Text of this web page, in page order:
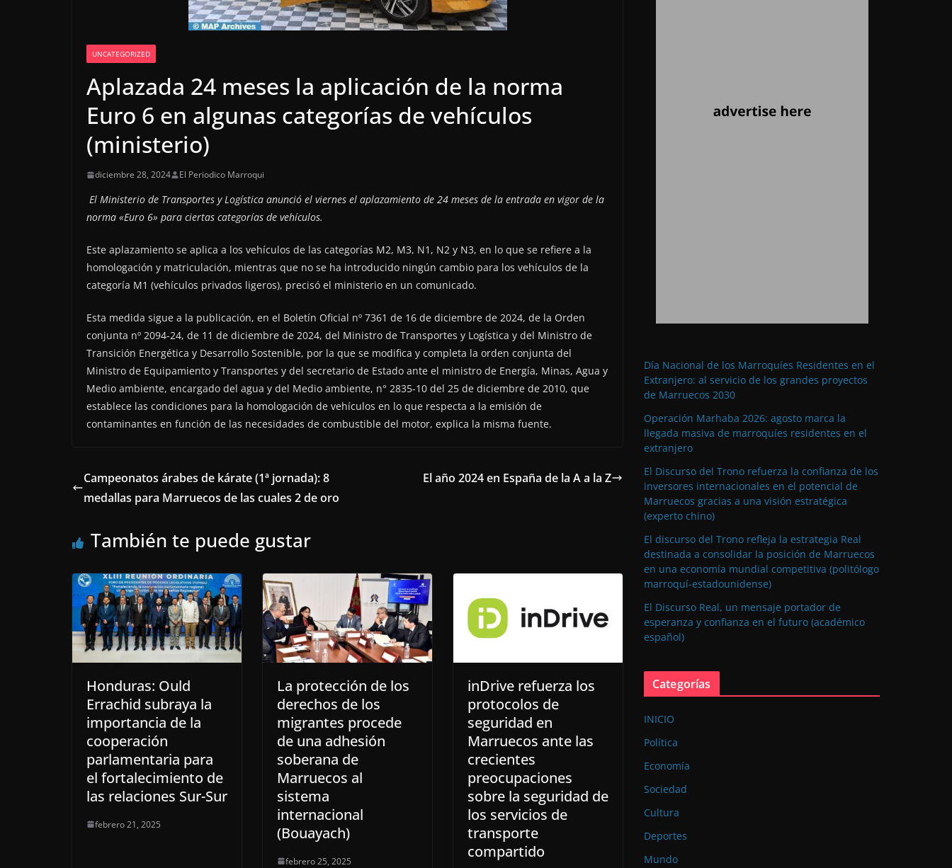
UNCATEGORIZED
Aplazada 24 meses la aplicación de la norma
Euro 6 en algunas categorías de vehículos
(ministerio)
diciembre 28, 2024 El Periodico Marroqui
El Ministerio de Transportes y Logística anunció el viernes el aplazamiento de 24 meses de la entrada en vigor de la
norma «Euro 6» para ciertas categorías de vehículos.
Este aplazamiento se aplica a los vehículos de las categorías M2, M3, N1, N2 y N3, en lo que se refiere a la
homologación y matriculación, mientras que no se ha introducido ningún cambio para los vehículos de la
categoría M1 (vehículos privados ligeros), precisó el ministerio en un comunicado.
Esta medida sigue a la publicación, en el Boletín Oficial nº 7361 de 16 de diciembre de 2024, de la Orden
conjunta nº 2094-24, de 11 de diciembre de 2024, del Ministro de Transportes y Logística y del Ministro de
Transición Energética y Desarrollo Sostenible, por la que se modifica y completa la orden conjunta del
Ministro de Equipamiento y Transportes y del secretario de Estado ante el ministro de Energía, Minas, Agua y
Medio ambiente, encargado del agua y del Medio ambiente, n° 2835-10 del 25 de diciembre de 2010, que
establece las condiciones para la homologación de vehículos en lo que respecta a la emisión de
contaminantes en función de las necesidades de combustible del motor, explica la misma fuente.
Campeonatos árabes de kárate (1ª jornada): 8
medallas para Marruecos de las cuales 2 de oro
El año 2024 en España de la A a la Z
También te puede gustar
Honduras: Ould
Errachid subraya la
importancia de la
cooperación
parlamentaria para
el fortalecimiento de
las relaciones Sur-Sur
febrero 21, 2025
La protección de los
derechos de los
migrantes procede
de una adhesión
soberana de
Marruecos al
sistema
internacional
(Bouayach)
febrero 25, 2025
inDrive refuerza los
protocolos de
seguridad en
Marruecos ante las
crecientes
preocupaciones
sobre la seguridad de
los servicios de
transporte
compartido
Día Nacional de los Marroquíes Residentes en el
Extranjero: al servicio de los grandes proyectos
de Marruecos 2030
Operación Marhaba 2026: agosto marca la
llegada masiva de marroquíes residentes en el
extranjero
El Discurso del Trono refuerza la confianza de los
inversores internacionales en el potencial de
Marruecos gracias a una visión estratégica
(experto chino)
El discurso del Trono refleja la estrategia Real
destinada a consolidar la posición de Marruecos
en una economía mundial competitiva (politólogo
marroquí-estadounidense)
El Discurso Real, un mensaje portador de
esperanza y confianza en el futuro (académico
español)
Categorías
INICIO
Política
Economía
Sociedad
Cultura
Deportes
Mundo